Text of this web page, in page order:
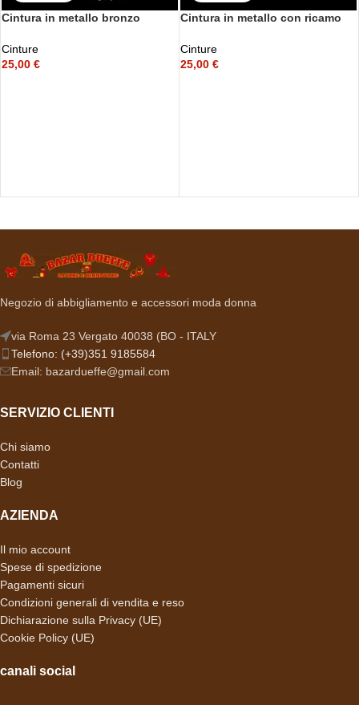
Cintura in metallo bronzo
Cinture
25,00 €
Cintura in metallo con ricamo
Cinture
25,00 €
Negozio di abbigliamento e accessori moda donna
via Roma 23 Vergato 40038 (BO - ITALY
Telefono: (+39)351 9185584
Email: bazardueffe@gmail.com
SERVIZIO CLIENTI
Chi siamo
Contatti
Blog
AZIENDA
Il mio account
Spese di spedizione
Pagamenti sicuri
Condizioni generali di vendita e reso
Dichiarazione sulla Privacy (UE)
Cookie Policy (UE)
canali social